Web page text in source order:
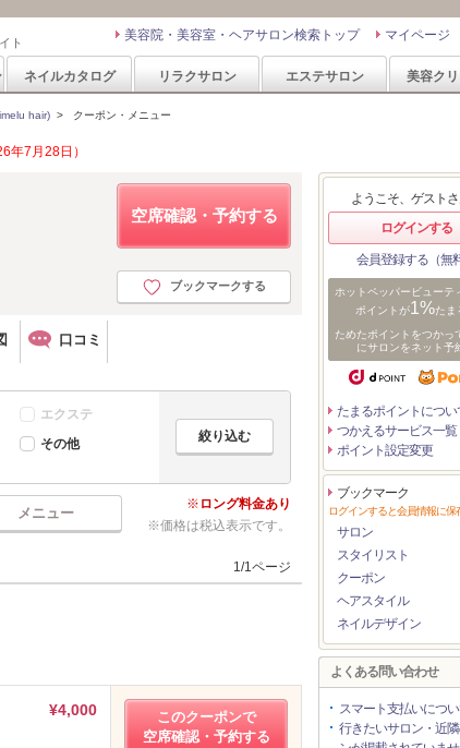
ト マイページ
美容院・美容室・ヘアサロン検索トップ
ネイルカタログ リラクサロン エステサロン 美容ク
hair) > クーポン・メニュー
年7月28日）
空席確認・予約する
ブックマークする
口コミ
エクステ
その他
メニュー
ロング料金あり
価格は税込表示です。
1/1ページ
¥4,000
このクーポンで
空席確認・予約する
ようこそ、ゲストさ
ログインする
会員登録する（無
ホットペッパービューテ
ポイントが1%たま
ためたポイントをつかっ
にサロンをネット予
たまるポイントについ
つかえるサービス一覧
ポイント設定変更
ブックマーク
ログインすると会員情報に保
サロン
スタイリスト
クーポン
ヘアスタイル
ネイルデザイン
よくある問い合わせ
スマート支払いにつ
行きたいサロン・近